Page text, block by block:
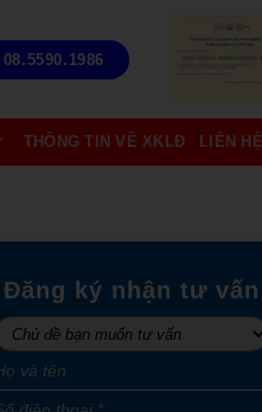
THÔNG TIN VỀ XKLĐ LIÊN HỆ
Đăng ký nhận tư vấn